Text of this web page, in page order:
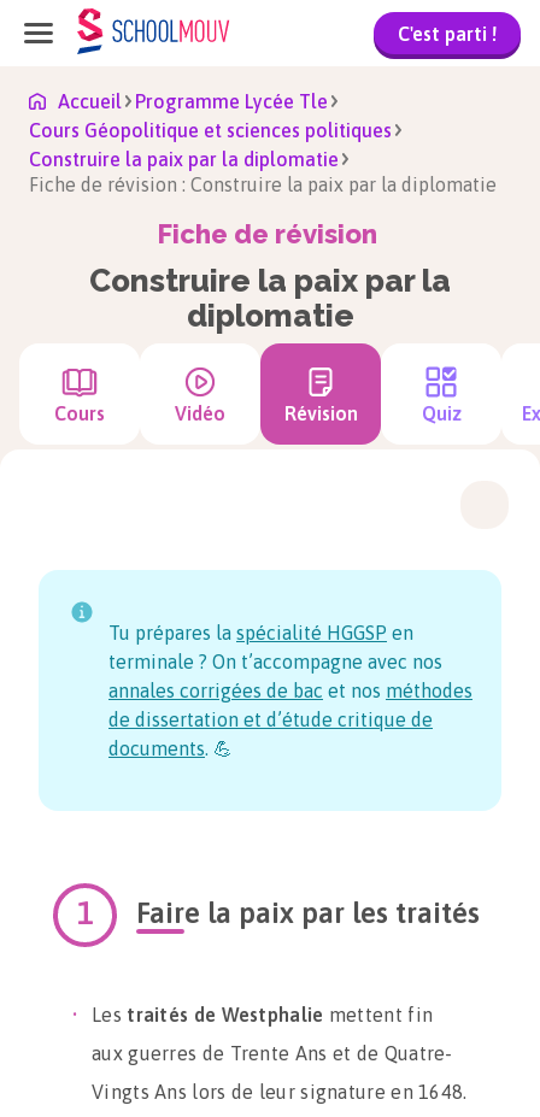
C'est parti !
Accueil
Programme Lycée Tle
Cours Géopolitique et sciences politiques
Construire la paix par la diplomatie
Fiche de révision : Construire la paix par la diplomatie
Fiche de révision
Construire la paix par la
diplomatie
Cours Vidéo Révision Quiz
Tu prépares la spécialité HGGSP en
terminale ? On t’accompagne avec nos
annales corrigées de bac et nos méthodes
de dissertation et d’étude critique de
documents. 💪
Faire la paix par les traités
Les traités de Westphalie mettent fin
aux guerres de Trente Ans et de Quatre-
Vingts Ans lors de leur signature en 1648.